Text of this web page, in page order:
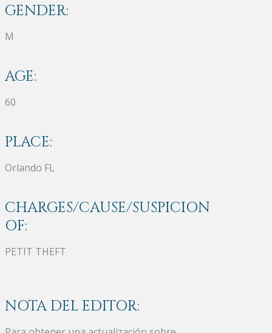
GENDER:
M
AGE:
60
PLACE:
Orlando FL
CHARGES/CAUSE/SUSPICION
OF:
PETIT THEFT
NOTA DEL EDITOR: